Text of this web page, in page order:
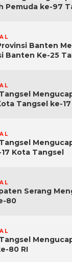
Pemuda ke-97
Banten
Banten Ke-25
Tangsel ke-
Kota Tangsel
Serang
80
80 RI